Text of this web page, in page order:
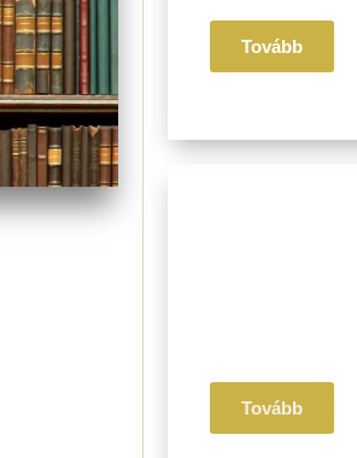
Tovább
Tovább